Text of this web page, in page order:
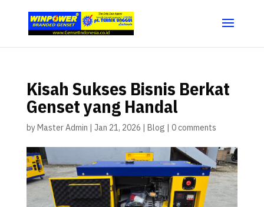
Kisah Sukses Bisnis Berkat
Genset yang Handal
byMaster Admin | Jan 21, 2026 | Blog | 0 comments